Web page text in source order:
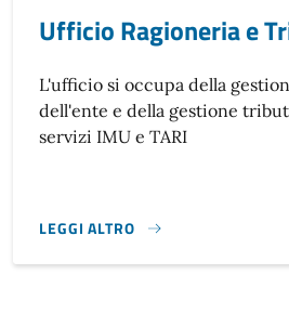
Ufficio Ragioneria e
L'ufficio si occupa della
dell'ente e della gestione
servizi IMU e TARI
LEGGI ALTRO
}